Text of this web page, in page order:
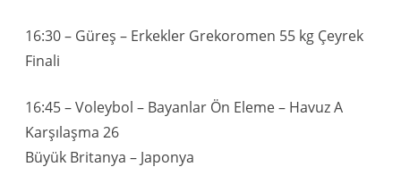
16:30 – Güreş – Erkekler Grekoromen 55 kg Çeyrek
Finali
16:45 – Voleybol – Bayanlar Ön Eleme – Havuz A
Karşılaşma 26
Büyük Britanya – Japonya